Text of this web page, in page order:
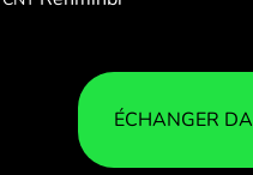
ÉCHANGER